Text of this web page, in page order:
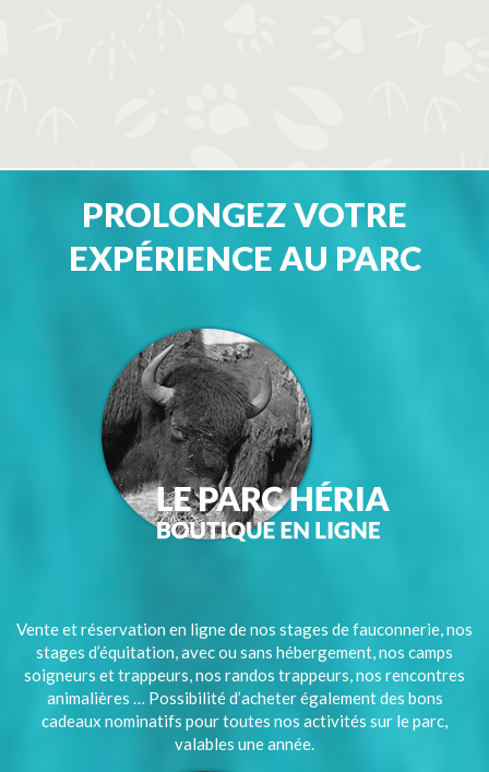
PROLONGEZ VOTRE
EXPÉRIENCE AU PARC
Vente et réservation en ligne de nos stages de fauconnerie, nos
stages d’équitation, avec ou sans hébergement, nos camps
soigneurs et trappeurs, nos randos trappeurs, nos rencontres
animalières … Possibilité d’acheter également des bons
cadeaux nominatifs pour toutes nos activités sur le parc,
valables une année.